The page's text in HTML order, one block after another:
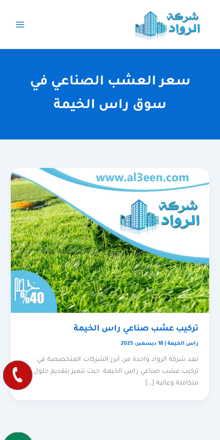
المحتوى
سعر العشب الصناعي في
سوق راس الخيمة
تركيب عشب صناعي راس الخيمة
راس الخيمة |18 ديسمبر، 2025
تعد شركة الرواد واحدة من أبرز الشركات المتخصصة في
تركيب عشب صناعي راس الخيمة، حيث تتميز بتقديم حلول
متكاملة وعالية […]